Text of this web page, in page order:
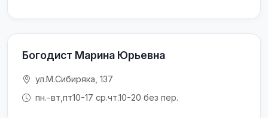
Богодист Марина Юрьевна
ул.М.Сибиряка, 137
пн.-вт,пт10-17 ср.чт.10-20 без пер.